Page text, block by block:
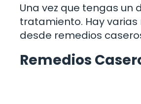
Una vez que tengas un
tratamiento. Hay
desde remedios
Remedios